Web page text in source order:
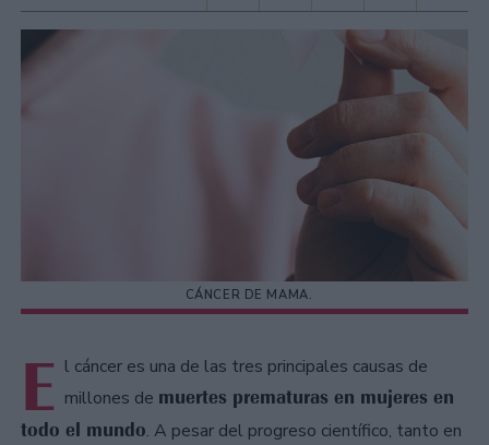
CÁNCER DE MAMA.
E l cáncer es una de las tres principales causas de
millones de muertes prematuras en mujeres en
todo el mundo. A pesar del progreso científico, tanto en